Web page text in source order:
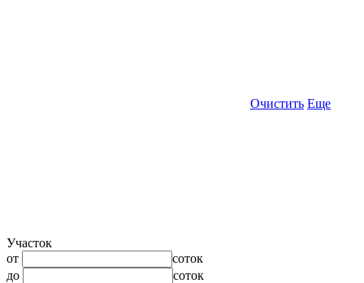
Очистить Еще
Участок
от
соток
до
соток